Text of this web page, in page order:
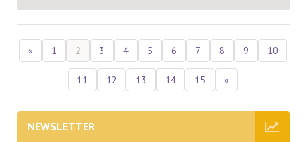
« 1 2 3 4 5 6 7 8 9 10
11 12 13 14 15 »
NEWSLETTER